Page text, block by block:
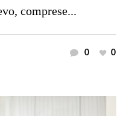
comprese...
0 0